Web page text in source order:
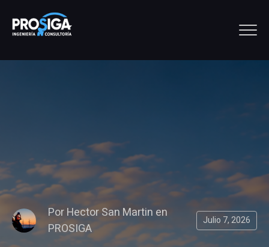
PorHector San Martin en
PROSIGA
Julio 7, 2026